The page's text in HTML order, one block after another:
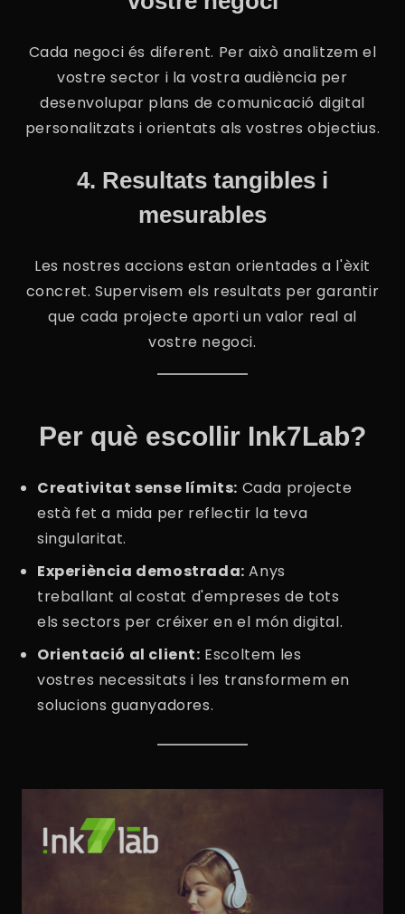
Cada negoci és diferent. Per això analitzem el
vostre sector i la vostra audiència per
desenvolupar plans de comunicació digital
personalitzats i orientats als vostres objectius.
4. Resultats tangibles i
mesurables
Les nostres accions estan orientades a l'èxit
concret. Supervisem els resultats per garantir
que cada projecte aporti un valor real al
vostre negoci.
Per què escollir Ink7Lab?
Creativitat sense límits: Cada projecte
està fet a mida per reflectir la teva
singularitat.
Experiència demostrada: Anys
treballant al costat d'empreses de tots
els sectors per créixer en el món digital.
Orientació al client: Escoltem les
vostres necessitats i les transformem en
solucions guanyadores.